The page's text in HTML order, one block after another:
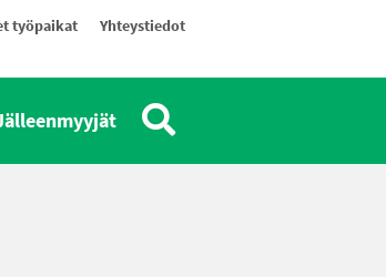
työpaikat
Yhteystiedot